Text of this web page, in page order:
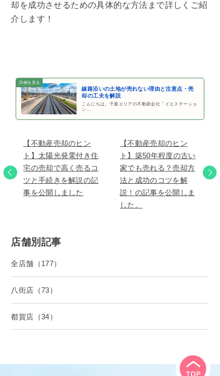
却を成功させるための具体的な方法まで詳しくご紹
介します！
線路沿いの土地が売れない理由と注意点・売
却の工夫を解説
こんにちは。千葉エリアの不動産会社「イエステーショ
ン…
【不動産売却のヒン
ト】太陽光発電付き住
宅の売却で高く売るコ
ツと手続きを解説の記
事を公開しました
【不動産売却のヒン
ト】築50年程度の古い
家でも売れる？売却方
法と成功のコツを解
説！の記事を公開しま
した。
店舗別記事
全店舗（177）
八街店（73）
都賀店（34）